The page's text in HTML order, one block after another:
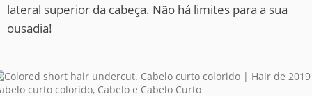
lateral superior da cabeça. Não há limites para a sua
ousadia!